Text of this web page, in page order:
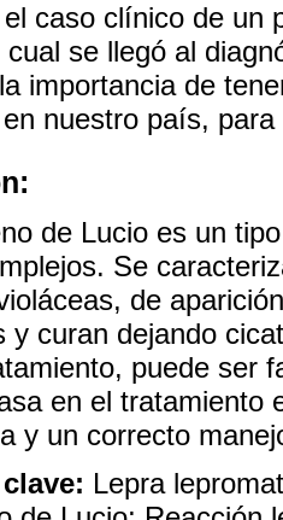
caso clínico de un
se llegó al
importancia de
nuestro país,
de Lucio es un
Se
de
y curan dejando
puede ser
en el tratamiento
y un correcto
Lepra